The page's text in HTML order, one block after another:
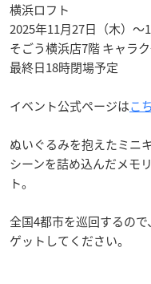
横浜ロフト
2025年11月27日（木）～
そごう横浜店7階 キャラ
最終日18時閉場予定
イベント公式ページはこ
ぬいぐるみを抱えたミニ
シーンを詰め込んだメモ
ト。
全国4都市を巡回するの
ゲットしてください。